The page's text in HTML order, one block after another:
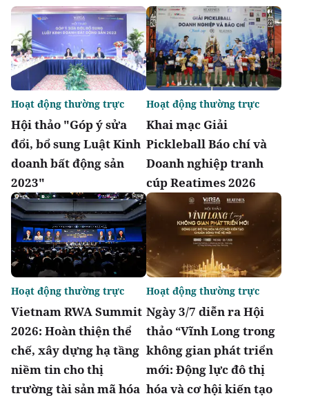
Hội thảo "Góp ý sửa
đổi, bổ sung Luật Kinh
doanh bất động sản
2023"
Hoạt động thường trực
Khai mạc Giải
Pickleball Báo chí và
Doanh nghiệp tranh
cúp Reatimes 2026
Hoạt động thường trực
Vietnam RWA Summit
2026: Hoàn thiện thể
chế, xây dựng hạ tầng
niềm tin cho thị
trường tài sản mã hóa
Hoạt động thường trực
Ngày 3/7 diễn ra Hội
thảo “Vĩnh Long trong
không gian phát triển
mới: Động lực đô thị
hóa và cơ hội kiến tạo
Hoạt động thường trực